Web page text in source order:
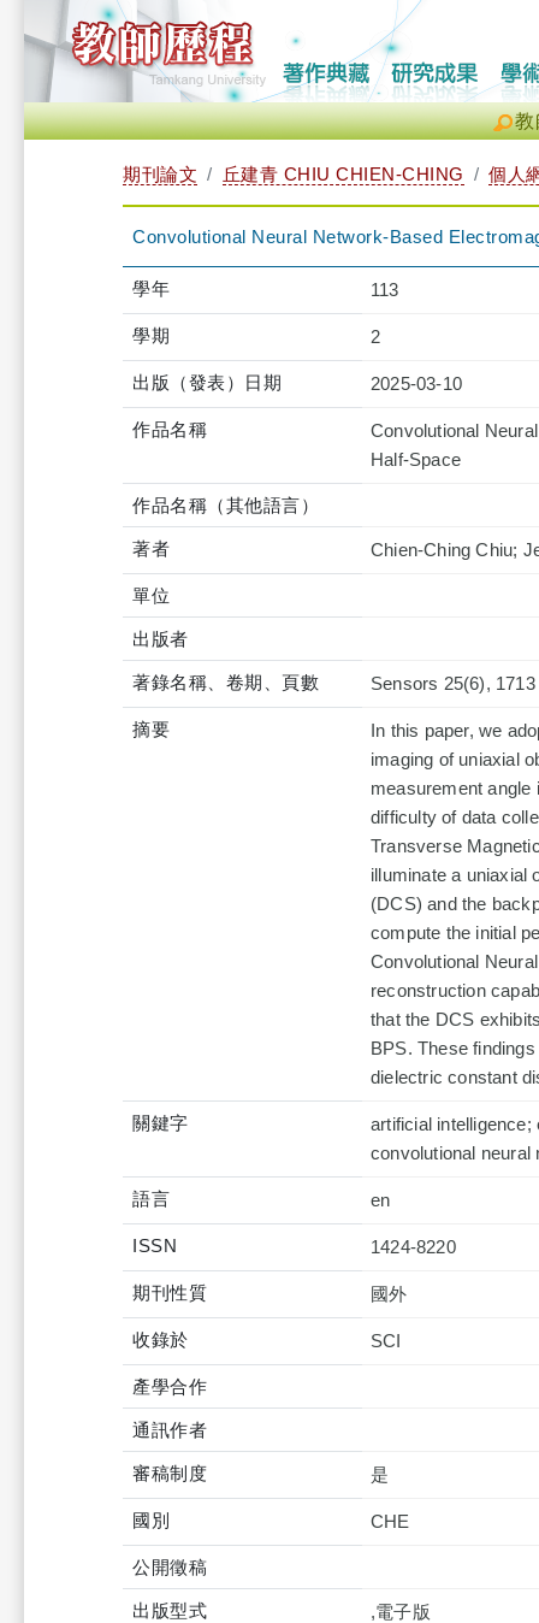
教
期刊論文 丘建青 CHIU CHIEN-CHING 個人
Convolutional Neural Network-Based
學年 113
學期 2
出版（發表）日期 2025-03-10
作品名稱
Convolutional
Half-Space
作品名稱（其他語言）
著者 Chien-Ching Chiu;
單位
出版者
著錄名稱、卷期、頁數 Sensors 25(6), 1713
摘要
In this paper, we
imaging of uniaxial
measurement
difficulty of data
Transverse
illuminate a uniaxial
(DCS) and the
compute the initial
Convolutional
reconstruction
that the DCS
BPS. These
dielectric constant
關鍵字
artificial
convolutional
語言 en
ISSN 1424-8220
期刊性質 國外
收錄於
產學合作
通訊作者
審稿制度 是
國別 CHE
公開徵稿
出版型式 ,電子版